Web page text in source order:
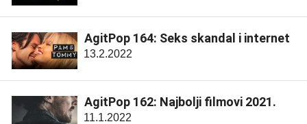
AgitPop 164: Seks skandal i internet
13.2.2022
AgitPop 162: Najbolji filmovi 2021.
11.1.2022